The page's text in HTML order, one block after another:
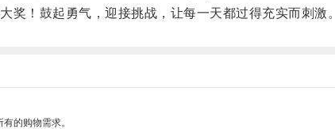
！鼓起勇气，迎接挑战，让每一天都过得充实而刺激。
的购物需求。